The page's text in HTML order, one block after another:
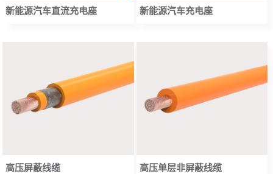
新能源汽车直流充电座 新能源汽车充电座
高压屏蔽线缆 高压单层非屏蔽线缆